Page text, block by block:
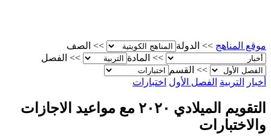
موقع المناهج >> الدولة >>
الصف
>>
المادة >>
الفصل
>>
القسم
أخبار
التربية الفصل الأول اختبارات
التقويم الميلادي ٢٠٢٠ مع مواعيد الاجازات
والاختبارات